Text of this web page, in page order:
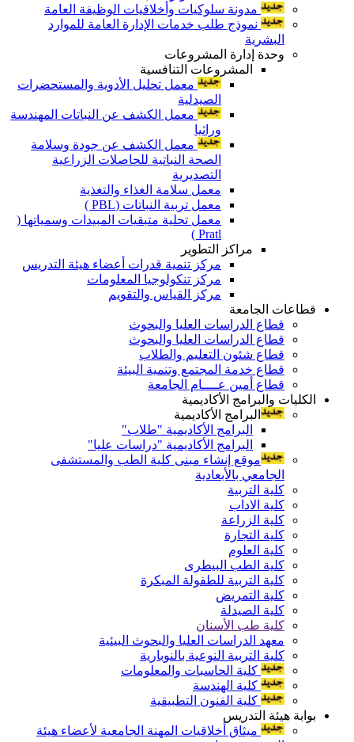
مدونة سلوكيات وأخلاقيات الوظيفة العامة
نموذج طلب خدمات الإدارة العامة للموارد
البشرية
وحدة إدارة المشروعات
المشروعات التنافسية
معمل تحليل الأدوية والمستحضرات
الصيدلية
معمل الكشف عن النباتات المهندسة
وراثيا
معمل الكشف عن جودة وسلامة
الصحة النباتية للحاصلات الزراعية
التصديرية
معمل سلامة الغذاء والتغذية
معمل تربية النباتات (PBL )
معمل تحلية متبقيات المبيدات وسمياتها (
Pratl )
مراكز التطوير
مركز تنمية قدرات أعضاء هيئة التدريس
مركز تنكولوجيا المعلومات
مركز القياس والتقويم
قطاعات الجامعة
قطاع الدراسات العليا والبحوث
قطاع الدراسات العليا والبحوث
قطاع شئون التعليم والطلاب
قطاع خدمة المجتمع وتنمية البيئة
قطاع أمين عــــام الجامعة
الكليات والبرامج الأكاديمية
البرامج الأكاديمية
البرامج الأكاديمية "طلاب"
البرامج الأكاديمية "دراسات عليا"
موقع إنشاء مبنى كلية الطب والمستشفى
الجامعي بالأبعادية
كلية التربية
كلية الاداب
كلية الزراعة
كلية التجارة
كلية العلوم
كلية الطب البيطرى
كلية التربية للطفولة المبكرة
كلية التمريض
كلية الصيدلة
كلية طب الأسنان
معهد الدراسات العليا والبحوث البيئية
كلية التربية النوعية بالنوبارية
كلية الحاسبات والمعلومات
كلية الهندسة
كلية الفنون التطبيقية
بوابة هيئة التدريس
ميثاق أخلاقيات المهنة الجامعية لأعضاء هيئة